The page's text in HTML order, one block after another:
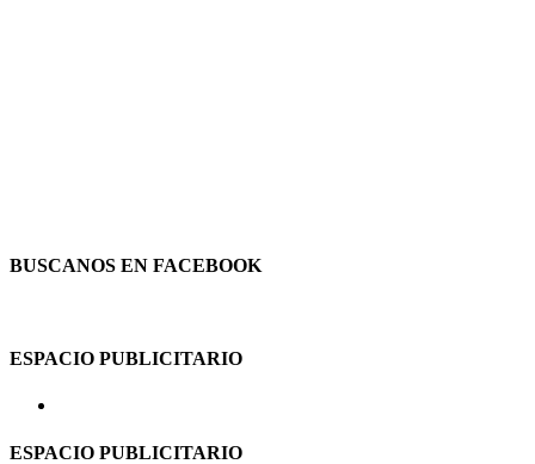
BUSCANOS EN FACEBOOK
ESPACIO PUBLICITARIO
ESPACIO PUBLICITARIO